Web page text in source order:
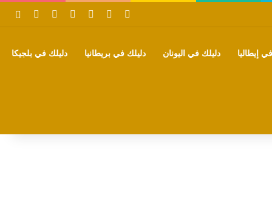
فيسبوك بينتيريست‫YouTube
تيلقرام واتساب
إيطاليا دليلك في اليونان دليلك في بريطانيا دليلك في بلجيكا